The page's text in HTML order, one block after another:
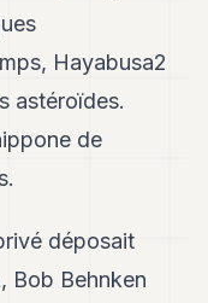
Hayabusa2
astéroïdes.
de
déposait
Bob Behnken